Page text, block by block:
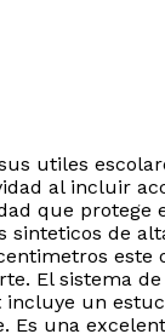
utiles
al incluir
que protege
sinteticos de
este
El sistema
incluye un
Es una